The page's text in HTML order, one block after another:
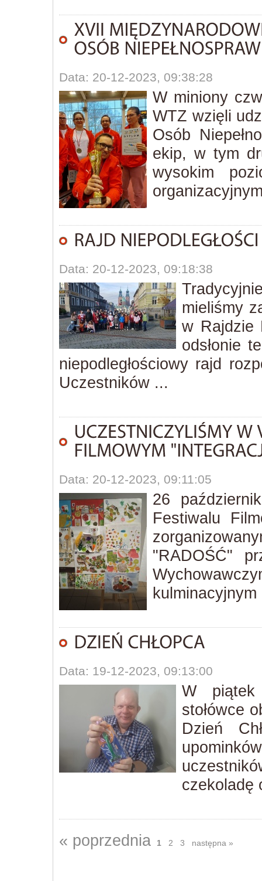
Data: 20-12-2023, 09:38:28
W miniony
WTZ wzięli
Osób
ekip, w tym
wysokim
Data: 20-12-2023, 09:18:38
mieliśmy
w Rajdzie
odsłonie
niepodległościowy rajd
Uczestników ...
Data: 20-12-2023, 09:11:05
26
Festiwalu
"RADOŚĆ"
Data: 19-12-2023, 09:13:00
W piątek
stołówce
Dzień
czekoladę
« poprzednia 1 2 3 następna »